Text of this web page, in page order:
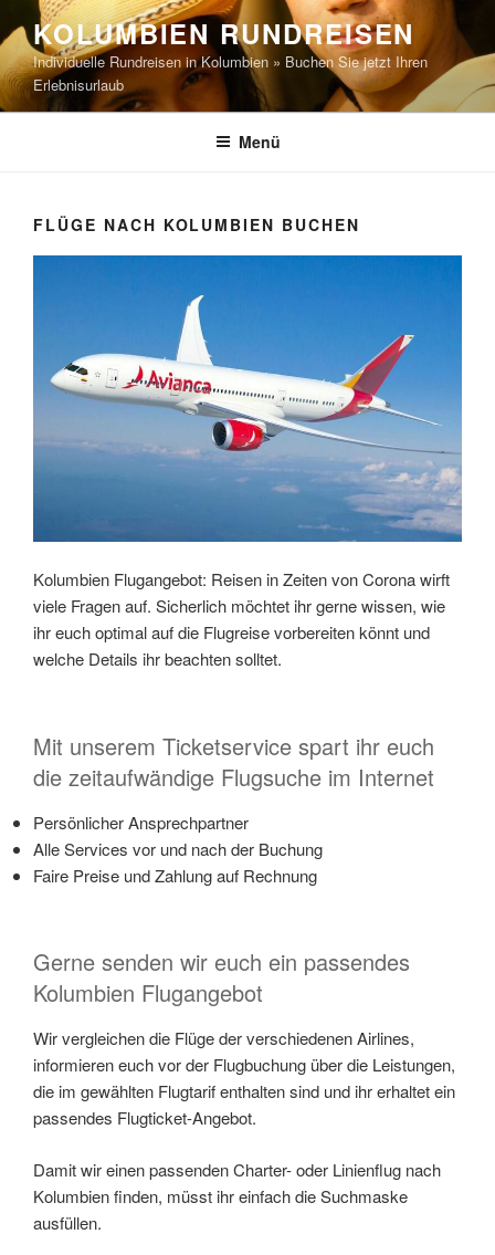
Inhalt
springen
KOLUMBIEN RUNDREISEN
Individuelle Rundreisen in Kolumbien » Buchen Sie jetzt Ihren
Erlebnisurlaub
Menü
FLÜGE NACH KOLUMBIEN BUCHEN
Kolumbien Flugangebot: Reisen in Zeiten von Corona wirft
viele Fragen auf. Sicherlich möchtet ihr gerne wissen, wie
ihr euch optimal auf die Flugreise vorbereiten könnt und
welche Details ihr beachten solltet.
Mit unserem Ticketservice spart ihr euch
die zeitaufwändige Flugsuche im Internet
Persönlicher Ansprechpartner
Alle Services vor und nach der Buchung
Faire Preise und Zahlung auf Rechnung
Gerne senden wir euch ein passendes
Kolumbien Flugangebot
Wir vergleichen die Flüge der verschiedenen Airlines,
informieren euch vor der Flugbuchung über die Leistungen,
die im gewählten Flugtarif enthalten sind und ihr erhaltet ein
passendes Flugticket-Angebot.
Damit wir einen passenden Charter- oder Linienflug nach
Kolumbien finden, müsst ihr einfach die Suchmaske
ausfüllen.